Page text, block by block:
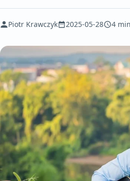
Piotr Krawczyk 2025-05-28 4